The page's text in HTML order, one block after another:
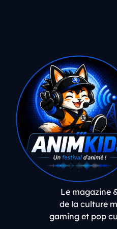
Le magazine
de la culture
gaming et pop